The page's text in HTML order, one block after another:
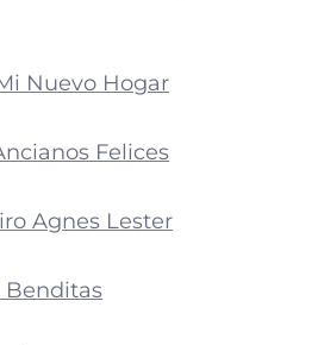
Nuevo Hogar
Felices
Agnes Lester
Benditas